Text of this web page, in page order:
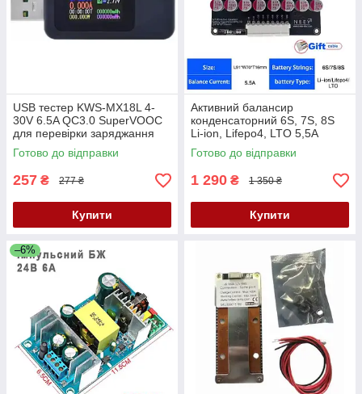
USB тестер KWS-MX18L 4-
30V 6.5A QC3.0 SuperVOOC
для перевірки заряджання
кабелів Power Bank. Чорний
Готово до відправки
257 ₴ 277 ₴
Купити
Активний балансир
конденсаторний 6S, 7S, 8S
Li-ion, Lifepo4, LTO 5,5A
NEEY
Готово до відправки
1 290 ₴ 1 350 ₴
Купити
–6%